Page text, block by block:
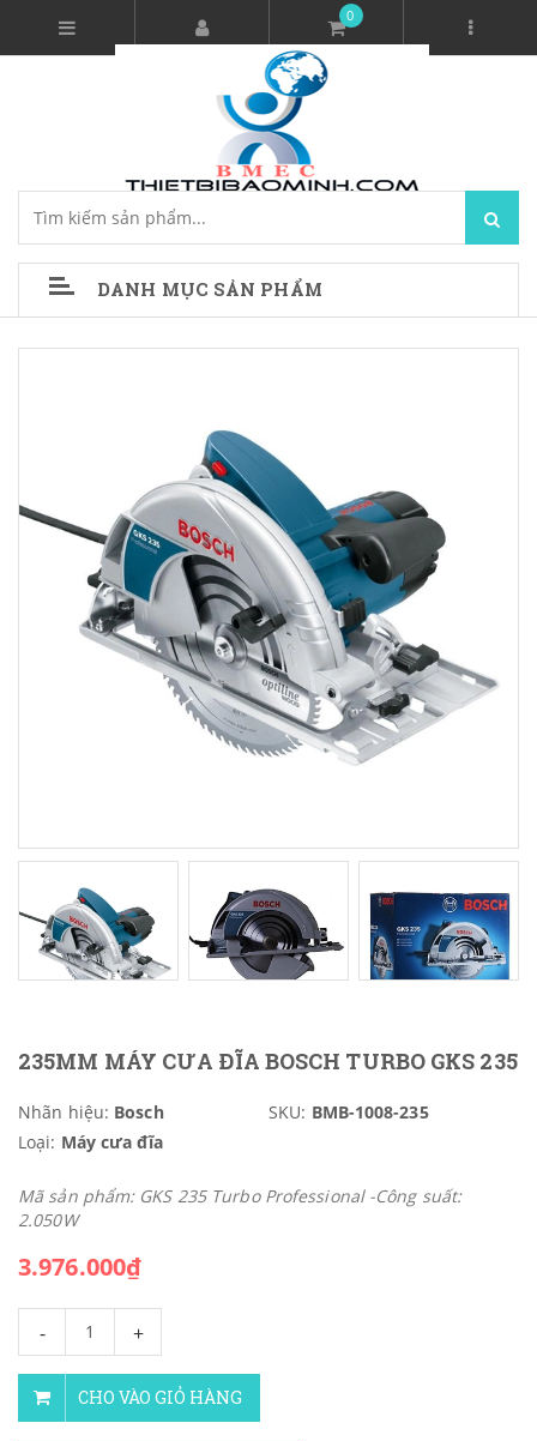
0
DANH MỤC SẢN PHẨM
235MM MÁY CƯA ĐĨA BOSCH TURBO GKS 235
Nhãn hiệu: Bosch SKU: BMB-1008-235
Loại: Máy cưa đĩa
Mã sản phẩm: GKS 235 Turbo Professional -Công suất:
2.050W
3.976.000₫
- +
CHO VÀO GIỎ HÀNG